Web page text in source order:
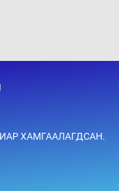
ХАМГААЛАГДСАН.